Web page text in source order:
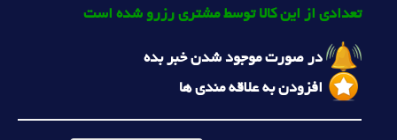
تعدادی از این کالا توسط مشتری رزرو شده است
در صورت موجود شدن خبر بده
افزودن به علاقه مندی ها